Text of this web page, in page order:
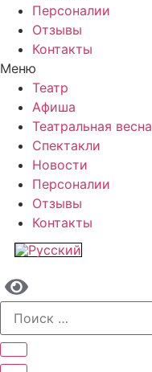
Персоналии
Отзывы
Контакты
Меню
Театр
Афиша
Театральная весна
Спектакли
Новости
Персоналии
Отзывы
Контакты